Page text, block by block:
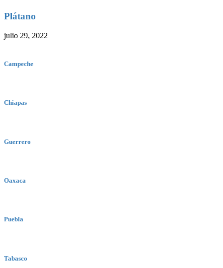
Plátano
julio 29, 2022
Campeche
Chiapas
Guerrero
Oaxaca
Puebla
Tabasco